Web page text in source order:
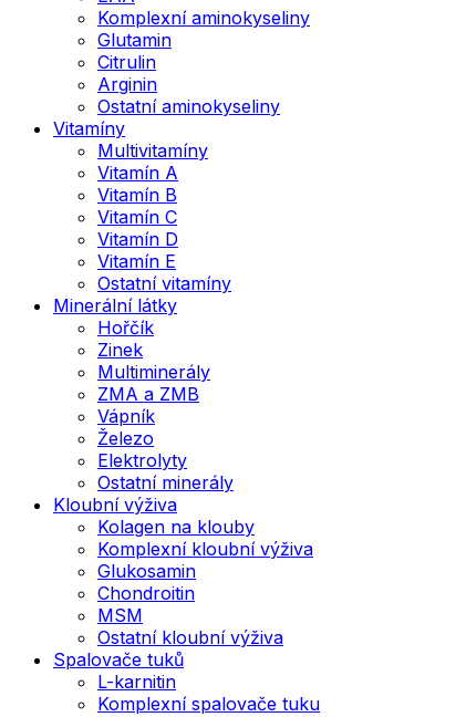
Komplexní aminokyseliny
Glutamin
Citrulin
Arginin
Ostatní aminokyseliny
Vitamíny
Multivitamíny
Vitamín A
Vitamín B
Vitamín C
Vitamín D
Vitamín E
Ostatní vitamíny
Minerální látky
Hořčík
Zinek
Multiminerály
ZMA a ZMB
Vápník
Železo
Elektrolyty
Ostatní minerály
Kloubní výživa
Kolagen na klouby
Komplexní kloubní výživa
Glukosamin
Chondroitin
MSM
Ostatní kloubní výživa
Spalovače tuků
L-karnitin
Komplexní spalovače tuku